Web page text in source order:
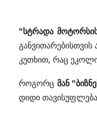
"სტრადა
კუთხით, რაც
როგორც მან
დიდი